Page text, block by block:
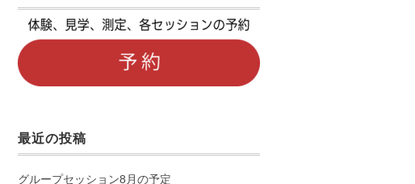
最近の投稿
グループセッション8月の予定